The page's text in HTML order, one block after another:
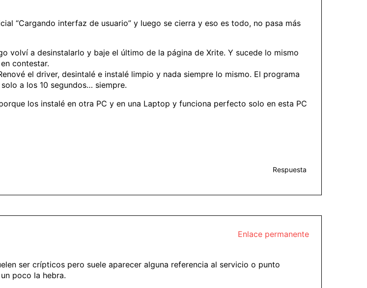
“Cargando interfaz de usuario” y luego se cierra y eso es todo, no pasa más
volví a desinstalarlo y baje el último de la página de Xrite. Y sucede lo mismo
contestar.
el driver, desintalé e instalé limpio y nada siempre lo mismo. El programa
a los 10 segundos… siempre.
los instalé en otra PC y en una Laptop y funciona perfecto solo en esta PC
Respuesta
Enlace permanente
ser crípticos pero suele aparecer alguna referencia al servicio o punto
poco la hebra.